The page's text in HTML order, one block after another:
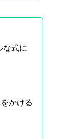
な式に
かける